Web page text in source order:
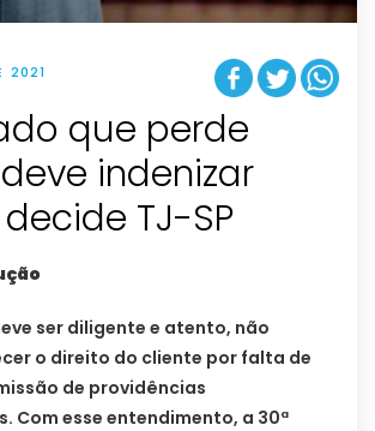
2021
que perde
indenizar
TJ-SP
ser diligente e atento, não
o direito do cliente por falta de
de providências
Com esse entendimento, a 30ª